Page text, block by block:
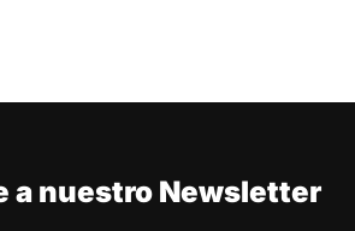
a nuestro Newsletter